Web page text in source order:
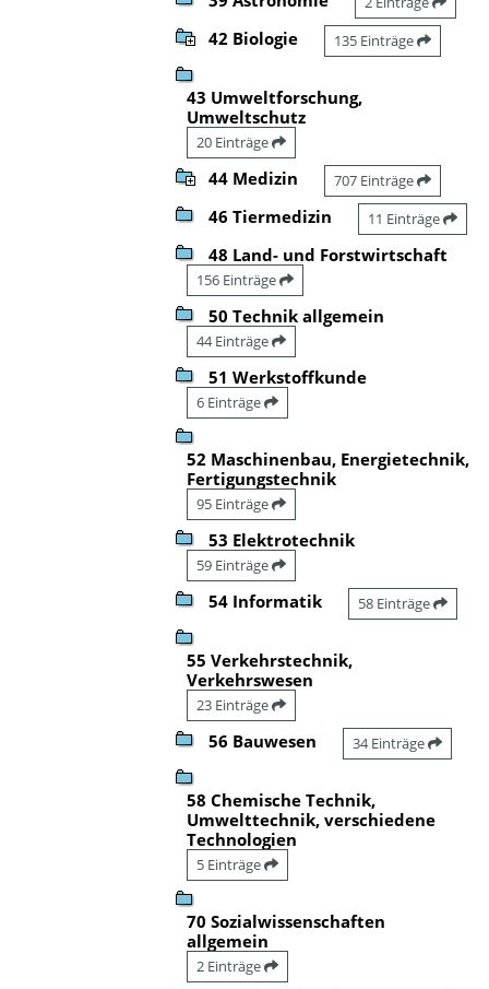
42 Biologie 135 Einträge
43 Umweltforschung,
Umweltschutz
20 Einträge
44 Medizin 707 Einträge
46 Tiermedizin 11 Einträge
48 Land- und Forstwirtschaft
156 Einträge
50 Technik allgemein
44 Einträge
51 Werkstoffkunde
6 Einträge
52 Maschinenbau, Energietechnik,
Fertigungstechnik
95 Einträge
53 Elektrotechnik
59 Einträge
54 Informatik 58 Einträge
55 Verkehrstechnik,
Verkehrswesen
23 Einträge
56 Bauwesen 34 Einträge
58 Chemische Technik,
Umwelttechnik, verschiedene
Technologien
5 Einträge
70 Sozialwissenschaften
allgemein
2 Einträge